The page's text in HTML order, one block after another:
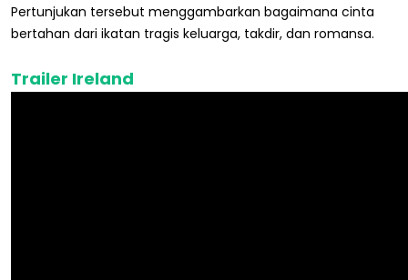
Pertunjukan tersebut menggambarkan bagaimana cinta
bertahan dari ikatan tragis keluarga, takdir, dan romansa.
Trailer Ireland